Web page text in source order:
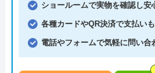
ショールームで実物を確認し安
各種カードやQR決済で支払い
電話やフォームで気軽に問い合